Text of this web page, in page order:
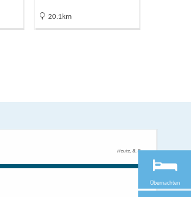
20.1km
Heute, 8. 8.
Übernachten